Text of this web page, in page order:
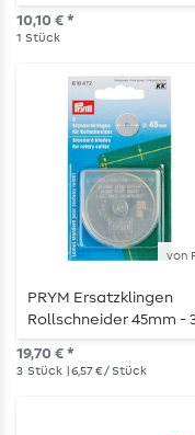
Stück
10,10 € *
1 Stück
von
PRYM Ersatzklingen
Rollschneider 45mm -
Stück
19,70 € *
3 Stück | 6,57 € / Stück